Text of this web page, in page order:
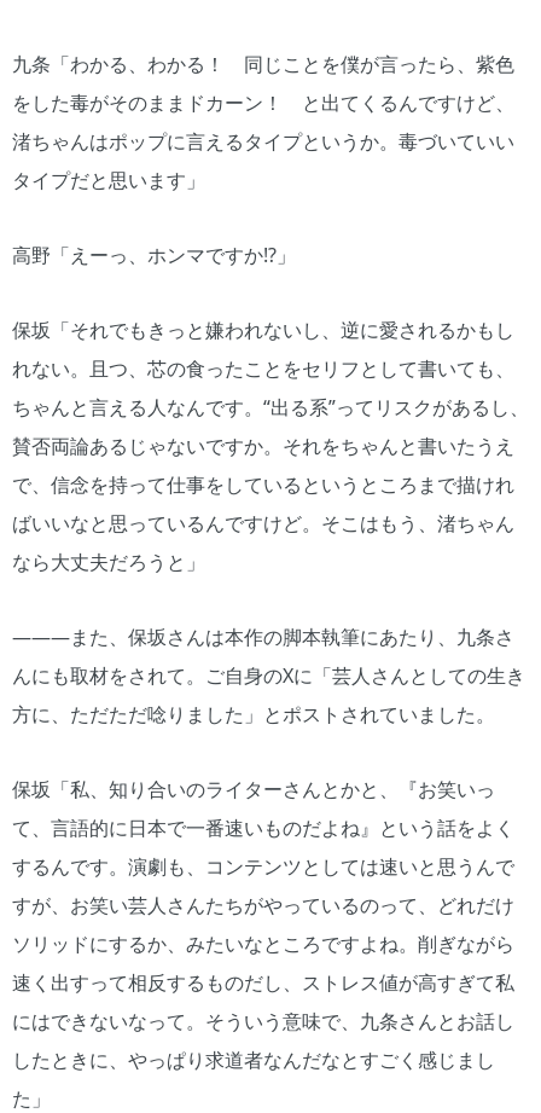
九条「わかる、わかる！ 同じことを僕が言ったら、紫色
をした毒がそのままドカーン！ と出てくるんですけど、
渚ちゃんはポップに言えるタイプというか。毒づいていい
タイプだと思います」
高野「えーっ、ホンマですか!?」
保坂「それでもきっと嫌われないし、逆に愛されるかもし
れない。且つ、芯の食ったことをセリフとして書いても、
ちゃんと言える人なんです。“出る系”ってリスクがあるし、
賛否両論あるじゃないですか。それをちゃんと書いたうえ
で、信念を持って仕事をしているというところまで描けれ
ばいいなと思っているんですけど。そこはもう、渚ちゃん
なら大丈夫だろうと」
―――また、保坂さんは本作の脚本執筆にあたり、九条さ
んにも取材をされて。ご自身のXに「芸人さんとしての生き
方に、ただただ唸りました」とポストされていました。
保坂「私、知り合いのライターさんとかと、『お笑いっ
て、言語的に日本で一番速いものだよね』という話をよく
するんです。演劇も、コンテンツとしては速いと思うんで
すが、お笑い芸人さんたちがやっているのって、どれだけ
ソリッドにするか、みたいなところですよね。削ぎながら
速く出すって相反するものだし、ストレス値が高すぎて私
にはできないなって。そういう意味で、九条さんとお話し
したときに、やっぱり求道者なんだなとすごく感じまし
た」